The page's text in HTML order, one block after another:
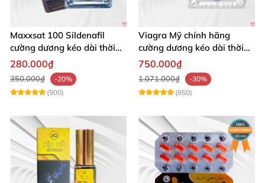
Maxxsat 100 Sildenafil
cường dương kéo dài thời
gian cho nam
280.000₫
350.000₫
-20%
(900)
Viagra Mỹ chính hãng
cường dương kéo dài thời
gian nhập khẩu
750.000₫
1.071.000₫
-30%
(850)